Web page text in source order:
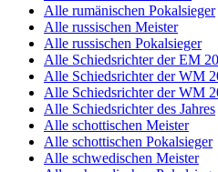
Alle rumänischen Pokalsieger
Alle russischen Meister
Alle russischen Pokalsieger
Alle Schiedsrichter der EM
Alle Schiedsrichter der WM
Alle Schiedsrichter der WM
Alle Schiedsrichter des Jahres
Alle schottischen Meister
Alle schottischen Pokalsieger
Alle schwedischen Meister